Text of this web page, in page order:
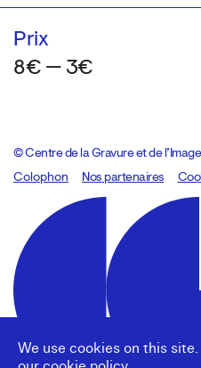
We use cookies on this
Prix
8€ — 3€
© Centre de la Gravure et de
Colophon
Design:Marcel Kaczmarek, code:
Nos partenaires